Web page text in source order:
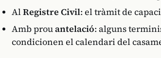
AlRegistre Civil: el tràmit de
Amb prouantelació: alguns
condicionen el calendari del